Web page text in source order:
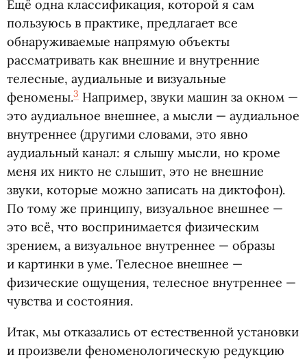
Ещë одна классификация, которой я сам
пользуюсь в практике, предлагает все
обнаруживаемые напрямую объекты
рассматривать как внешние и внутренние
телесные, аудиальные и визуальные
феномены.3 Например, звуки машин за окном —
это аудиальное внешнее, а мысли — аудиальное
внутреннее (другими словами, это явно
аудиальный канал: я слышу мысли, но кроме
меня их никто не слышит, это не внешние
звуки, которые можно записать на диктофон).
По тому же принципу, визуальное внешнее —
это всë, что воспринимается физическим
зрением, а визуальное внутреннее — образы
и картинки в уме. Телесное внешнее —
физические ощущения, телесное внутреннее —
чувства и состояния.
Итак, мы отказались от естественной установки
и произвели феноменологическую редукцию